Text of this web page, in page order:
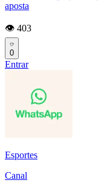
aposta
👁️ 403
0
Entrar
Esportes
Canal